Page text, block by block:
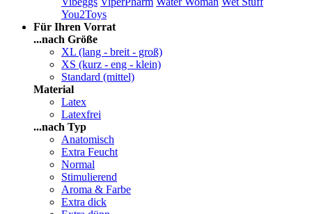
You2Toys
Für Ihren Vorrat
...nach Größe
XL (lang - breit - groß)
XS (kurz - eng - klein)
Standard (mittel)
Material
Latex
Latexfrei
...nach Typ
Anatomisch
Extra Feucht
Normal
Stimulierend
Aroma & Farbe
Extra dick